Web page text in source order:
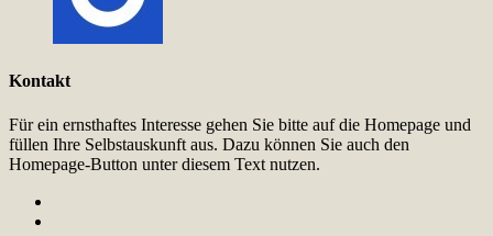
Kontakt
Für ein ernsthaftes Interesse gehen Sie bitte auf die Homepage und
füllen Ihre Selbstauskunft aus. Dazu können Sie auch den
Homepage-Button unter diesem Text nutzen.